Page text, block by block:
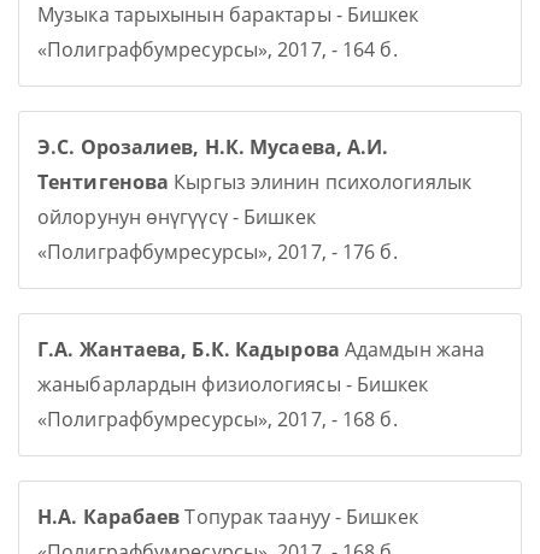
Музыка тарыхынын барактары - Бишкек
«Полиграфбумресурсы», 2017, - 164 б.
Э.С. Орозалиев, Н.К. Мусаева, А.И.
Тентигенова Кыргыз элинин психологиялык
ойлорунун өнүгүүсү - Бишкек
«Полиграфбумресурсы», 2017, - 176 б.
Г.А. Жантаева, Б.К. Кадырова Адамдын жана
жаныбарлардын физиологиясы - Бишкек
«Полиграфбумресурсы», 2017, - 168 б.
Н.А. КарабаевТопурак таануу - Бишкек